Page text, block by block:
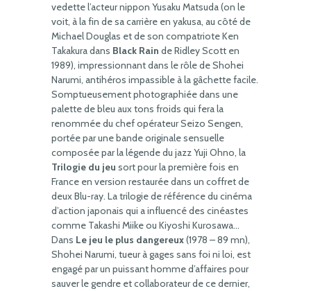
vedette l’acteur nippon Yusaku Matsuda (on le
voit, à la fin de sa carrière en yakusa, au côté de
Michael Douglas et de son compatriote Ken
Takakura dans Black Rain de Ridley Scott en
1989), impressionnant dans le rôle de Shohei
Narumi, antihéros impassible à la gâchette facile.
Somptueusement photographiée dans une
palette de bleu aux tons froids qui fera la
renommée du chef opérateur Seizo Sengen,
portée par une bande originale sensuelle
composée par la légende du jazz Yuji Ohno, la
Trilogie du jeu sort pour la première fois en
France en version restaurée dans un coffret de
deux Blu-ray. La trilogie de référence du cinéma
d’action japonais qui a influencé des cinéastes
comme Takashi Miike ou Kiyoshi Kurosawa…
Dans Le jeu le plus dangereux(1978 – 89 mn),
Shohei Narumi, tueur à gages sans foi ni loi, est
engagé par un puissant homme d’affaires pour
sauver le gendre et collaborateur de ce dernier,